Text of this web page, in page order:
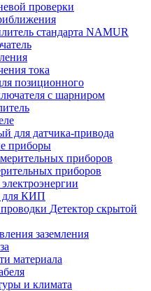
проверки
стандарта NAMUR
тока
позиционного
с шарниром
для датчика-привода
приборы
приборов
для КИП
Детектор скрытой
заземления
материала
и климата